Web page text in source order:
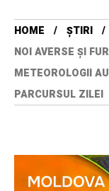
HOME ȘTIRI
NOI AVERSE ȘI
METEOROLOGII
PARCURSUL ZILEI